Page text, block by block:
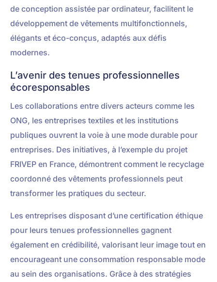
de conception assistée par ordinateur, facilitent le
développement de vêtements multifonctionnels,
élégants et éco-conçus, adaptés aux défis
modernes.
L’avenir des tenues professionnelles
écoresponsables
Les collaborations entre divers acteurs comme les
ONG, les entreprises textiles et les institutions
publiques ouvrent la voie à une mode durable pour
entreprises. Des initiatives, à l’exemple du projet
FRIVEP en France, démontrent comment le recyclage
coordonné des vêtements professionnels peut
transformer les pratiques du secteur.
Les entreprises disposant d’une certification éthique
pour leurs tenues professionnelles gagnent
également en crédibilité, valorisant leur image tout en
encourageant une consommation responsable mode
au sein des organisations. Grâce à des stratégies